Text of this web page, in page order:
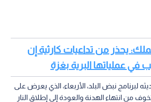
يحذر من تداعيات كارثية إن
في عملياتها البرية بغزة
لبرنامج نبض البلد، الأربعاء، الذي يعرض على
من انتهاء الهدنة والعودة إلى إطلاق النار